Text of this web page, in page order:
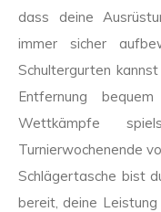
dass deine
immer sicher
Schultergurten
Entfernung
Wettkämpfe
Turnierwochenende
Schlägertasche bist
bereit, deine